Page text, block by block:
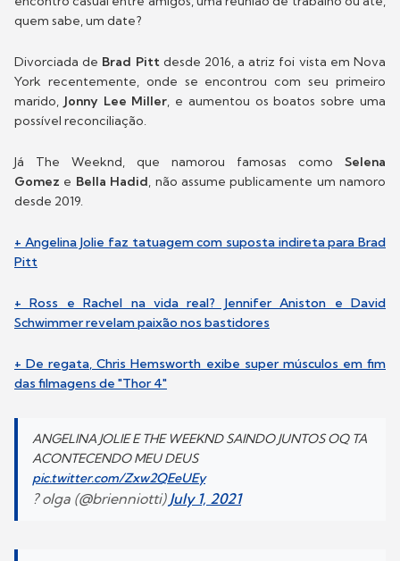
quem sabe, um date?
Divorciada de Brad Pitt desde 2016, a atriz foi vista em Nova
York recentemente, onde se encontrou com seu primeiro
marido, Jonny Lee Miller, e aumentou os boatos sobre uma
possível reconciliação.
Já The Weeknd, que namorou famosas como Selena
Gomez e Bella Hadid, não assume publicamente um namoro
desde 2019.
+ Angelina Jolie faz tatuagem com suposta indireta para Brad
Pitt
+ Ross e Rachel na vida real? Jennifer Aniston e David
Schwimmer revelam paixão nos bastidores
+ De regata, Chris Hemsworth exibe super músculos em fim
das filmagens de "Thor 4"
ANGELINA JOLIE E THE WEEKND SAINDO JUNTOS OQ TA
ACONTECENDO MEU DEUS
pic.twitter.com/Zxw2QEeUEy
? olga (@brienniotti) July 1, 2021